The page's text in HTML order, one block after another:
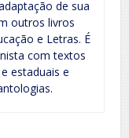
de sua
outros livros
e Letras. É
com textos
estaduais e